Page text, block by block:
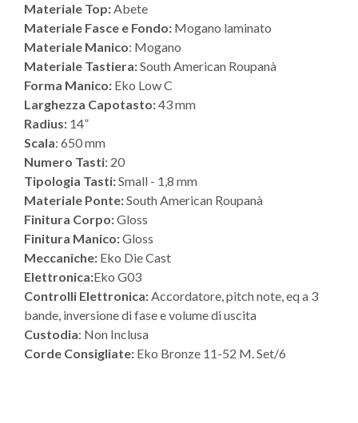
Materiale Top:Abete
Materiale Fasce e Fondo: Mogano laminato
Materiale Manico: Mogano
Materiale Tastiera:South American Roupanà
Forma Manico: Eko Low C
Larghezza Capotasto:43 mm
Radius: 14”
Scala: 650 mm
Numero Tasti: 20
Tipologia Tasti:Small - 1,8 mm
Materiale Ponte:South American Roupanà
Finitura Corpo:Gloss
Finitura Manico:Gloss
Meccaniche: Eko Die Cast
Elettronica:Eko G03
Controlli Elettronica:Accordatore, pitch note, eq a 3
bande, inversione di fase e volume di uscita
Custodia: Non Inclusa
Corde Consigliate: Eko Bronze 11-52 M. Set/6